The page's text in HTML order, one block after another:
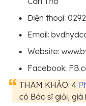
Điện thoại:
Email:
Website:
Facebook:
THAM KHẢO: 4
có Bác sĩ giỏi, giá